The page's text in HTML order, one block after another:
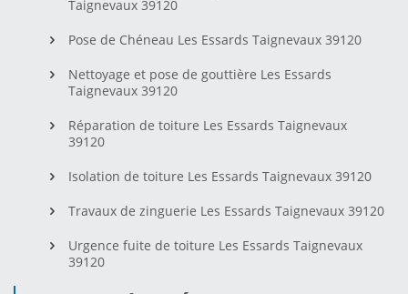
Taignevaux 39120
Pose de Chéneau Les Essards Taignevaux 39120
Nettoyage et pose de gouttière Les Essards
Taignevaux 39120
Réparation de toiture Les Essards Taignevaux
39120
Isolation de toiture Les Essards Taignevaux 39120
Travaux de zinguerie Les Essards Taignevaux 39120
Urgence fuite de toiture Les Essards Taignevaux
39120